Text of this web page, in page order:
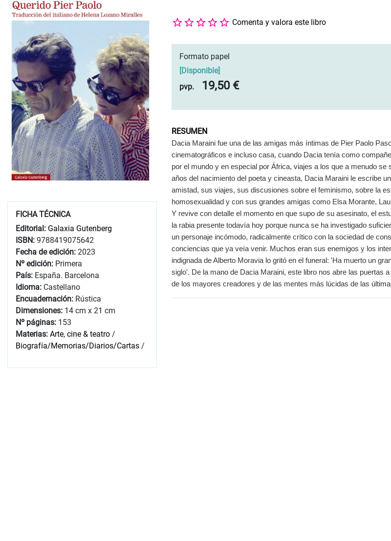
FICHA TÉCNICA
Editorial: Galaxia Gutenberg
ISBN: 9788419075642
Fecha de edición: 2023
Nº edición: Primera
País: España. Barcelona
Idioma: Castellano
Encuadernación: Rústica
Dimensiones: 14 cm x 21 cm
Nº páginas: 153
Materias: Arte, cine & teatro /
Biografía/Memorias/Diarios/Cartas /
Comenta y valora este libro
Formato papel
Disponible]
pvp.
19,50 €
RESUMEN
Dacia Maraini fue una de las amigas más íntimas de Pier Paolo
cinematográficos e incluso casa, cuando Dacia tenía como
por el mundo y en especial por África, viajes a los que a menudo
años del nacimiento del poeta y cineasta, Dacia Maraini le escribe
amistad, sus viajes, sus discusiones sobre el feminismo, sobre la
homosexualidad y con sus grandes amigas como Elsa Morante,
Y revive con detalle el momento en que supo de su asesinato, el
la rabia presente todavía hoy porque nunca se ha investigado
un personaje incómodo, radicalmente crítico con la sociedad de
conciencias que ya veía venir. Muchos eran sus enemigos y los
indignada de Alberto Moravia lo gritó en el funeral: 'Ha muerto un
siglo'. De la mano de Dacia Maraini, este libro nos abre las puertas
de los mayores creadores y de las mentes más lúcidas de las